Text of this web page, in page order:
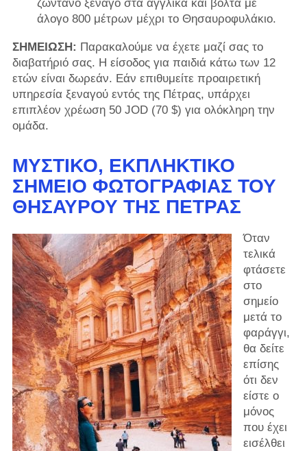
ζωντανό ξεναγό στα αγγλικά και βόλτα με
άλογο 800 μέτρων μέχρι το Θησαυροφυλάκιο.
ΣΗΜΕΙΩΣΗ: Παρακαλούμε να έχετε μαζί σας το
διαβατήριό σας. Η είσοδος για παιδιά κάτω των 12
ετών είναι δωρεάν. Εάν επιθυμείτε προαιρετική
υπηρεσία ξεναγού εντός της Πέτρας, υπάρχει
επιπλέον χρέωση 50 JOD (70 $) για ολόκληρη την
ομάδα.
ΜΥΣΤΙΚΌ, ΕΚΠΛΗΚΤΙΚΌ
ΣΗΜΕΊΟ ΦΩΤΟΓΡΑΦΊΑΣ ΤΟΥ
ΘΗΣΑΥΡΟΎ ΤΗΣ ΠΈΤΡΑΣ
Όταν
τελικά
φτάσετε
στο
σημείο
μετά το
φαράγγι,
θα δείτε
επίσης
ότι δεν
είστε ο
μόνος
που έχει
εισέλθει